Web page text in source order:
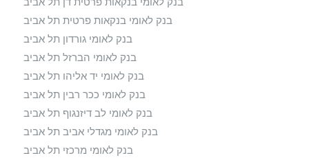
בנק לאומי בנקאות פרטית תל אביב
בנק לאומי גורדון תל אביב
בנק לאומי הברזל תל אביב
בנק לאומי יד אליהו תל אביב
בנק לאומי ככר רבין תל אביב
בנק לאומי לב דיזנגוף תל אביב
בנק לאומי מגדלי אביב תל אביב
בנק לאומי מרכזי תל אביב